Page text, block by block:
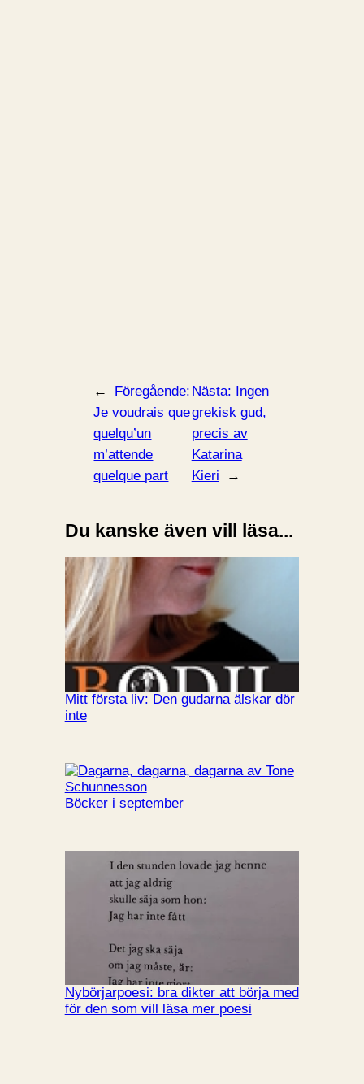
←
Föregående:
Je voudrais que
quelqu’un
m’attende
quelque part
Nästa:
Ingen
grekisk gud,
precis av
Katarina
Kieri
→
Du kanske även vill läsa...
Mitt första liv: Den gudarna älskar dör
inte
Böcker i september
Nybörjarpoesi: bra dikter att börja med
för den som vill läsa mer poesi